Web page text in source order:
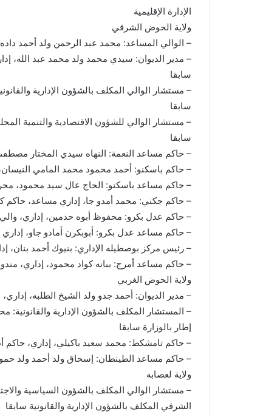
الإدارة الإقليمية
ولاية الحوض الشرقي
– الوالي المساعد: محمد عبد الرحمن ولد أحمد
– مدير الديوان: سيدي محمد ولد محمد عبد الله،
سابقا
– مستشار الوالي المكلف بالشؤون الإدارية
سابقا
– مستشار الوالي للشؤون الاقتصادية والتنمية
سابقا
– حاكم مساعد النعمة: النهاه سيدي المختار
– حاكم باسكنو: أحمد محمود محمد المامي
– حاكم مساعد باسكنو: الحاج عال سيد محمود،
– حاكم جكني: محمد أمدو جا، إداري مساعد، حاكم
– حاكم عدل بكرو: محفوظ أبوه حدمين، إداري،
– حاكم مساعد عدل بكرو: أبوبكرن أمادو جاو،
– رئيس مركز بوصطيله الإداري: بنيوك أحمد بنان،
– حاكم مساعد أمرج: ببانه كواد محمود، إداري،
ولاية الحوض الغربي
– مدير الديوان: أحمد جدو ولد الشيخ الطلبه،
– المستشار المكلف بالشؤون الإدارية والقانونية:
إطار بالوزارة سابقا
– حاكم تامشكط: محمد سعيد باكيلي، إداري، حاكم
– حاكم مساعد الطينطان: إسحاق ولد أحمد ولد
ولاية لعصابه
– مستشار الوالي المكلف بالشؤون السياسية
الشرقي المكلف بالشؤون الإدارية والقانونية سابقا